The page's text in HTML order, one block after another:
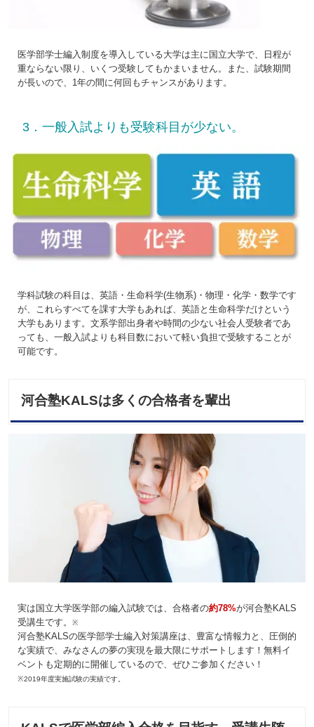
医学部学士編入制度を導入している大学は主に国立大学で、日程が
重ならない限り、いくつ受験してもかまいません。また、試験期間
が長いので、1年の間に何回もチャンスがあります。
3．一般入試よりも受験科目が少ない。
学科試験の科目は、英語・生命科学(生物系)・物理・化学・数学です
が、これらすべてを課す大学もあれば、英語と生命科学だけという
大学もあります。文系学部出身者や時間の少ない社会人受験者であ
っても、一般入試よりも科目数において軽い負担で受験することが
可能です。
河合塾KALSは多くの合格者を輩出
実は国立大学医学部の編入試験では、合格者の約78%が河合塾KALS
受講生です。
※
河合塾KALSの医学部学士編入対策講座は、豊富な情報力と、圧倒的
な実績で、みなさんの夢の実現を最大限にサポートします！無料イ
ベントも定期的に開催しているので、ぜひご参加ください！
※2019年度実施試験の実績です。